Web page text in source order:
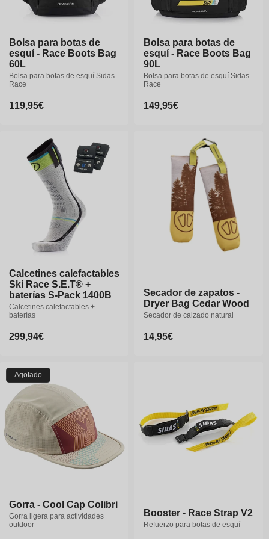
47-49
Bolsa para botas de
esquí - Race Boots Bag
60L
Bolsa para botas de esquí Sidas
Race
Precio
119,95€
Bolsa para botas de
esquí - Race Boots Bag
90L
Bolsa para botas de esquí Sidas
Race
Precio
149,95€
Calcetines calefactables
Ski Race S.E.T® +
baterías S-Pack 1400B
Calcetines calefactables +
baterías
Precio
299,94€
Calcetines calefactables
Ski Race S.E.T® +
baterías S-Pack 1400B
Calcetines calefactables +
baterías
Precio
299,94€
40-41
42-43
47-49
Secador de zapatos -
Dryer Bag Cedar Wood
Secador de calzado natural
Precio
14,95€
Agotado
Gorra - Cool Cap Colibri
Gorra ligera para actividades
outdoor
Gorra - Cool Cap Colibri
Gorra ligera para actividades
outdoor
Booster - Race Strap V2
Refuerzo para botas de esquí